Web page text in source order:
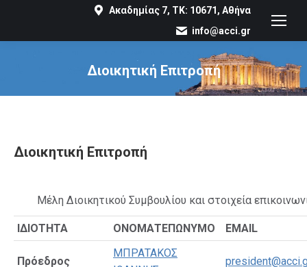
Ακαδημίας 7, ΤΚ: 10671, Αθήνα
info@acci.gr
Διοικητική Επιτροπή
You are here:
Διοικητική Επιτροπή
Μέλη Διοικητικού Συμβουλίου και στοιχεία
ΙΔΙΟΤΗΤΑ ΟΝΟΜΑΤΕΠΩΝΥΜΟ EMAIL
Πρόεδρος
ΜΠΡΑΤΑΚΟΣ